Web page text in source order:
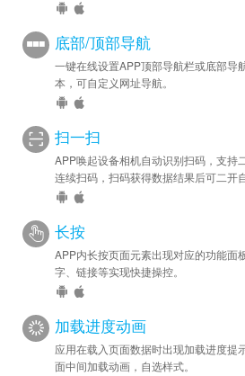
底部/顶部导航
一键在线设置APP顶部导航栏或底部导
本，可自定义网址导航。
扫一扫
APP唤起设备相机自动识别扫码，支持
连续扫码，扫码获得数据结果后可二开
长按
APP内长按页面元素出现对应的功能面
字、链接等实现快捷操控。
加载进度动画
应用在载入页面数据时出现加载进度提
面中间加载动画，自选样式。